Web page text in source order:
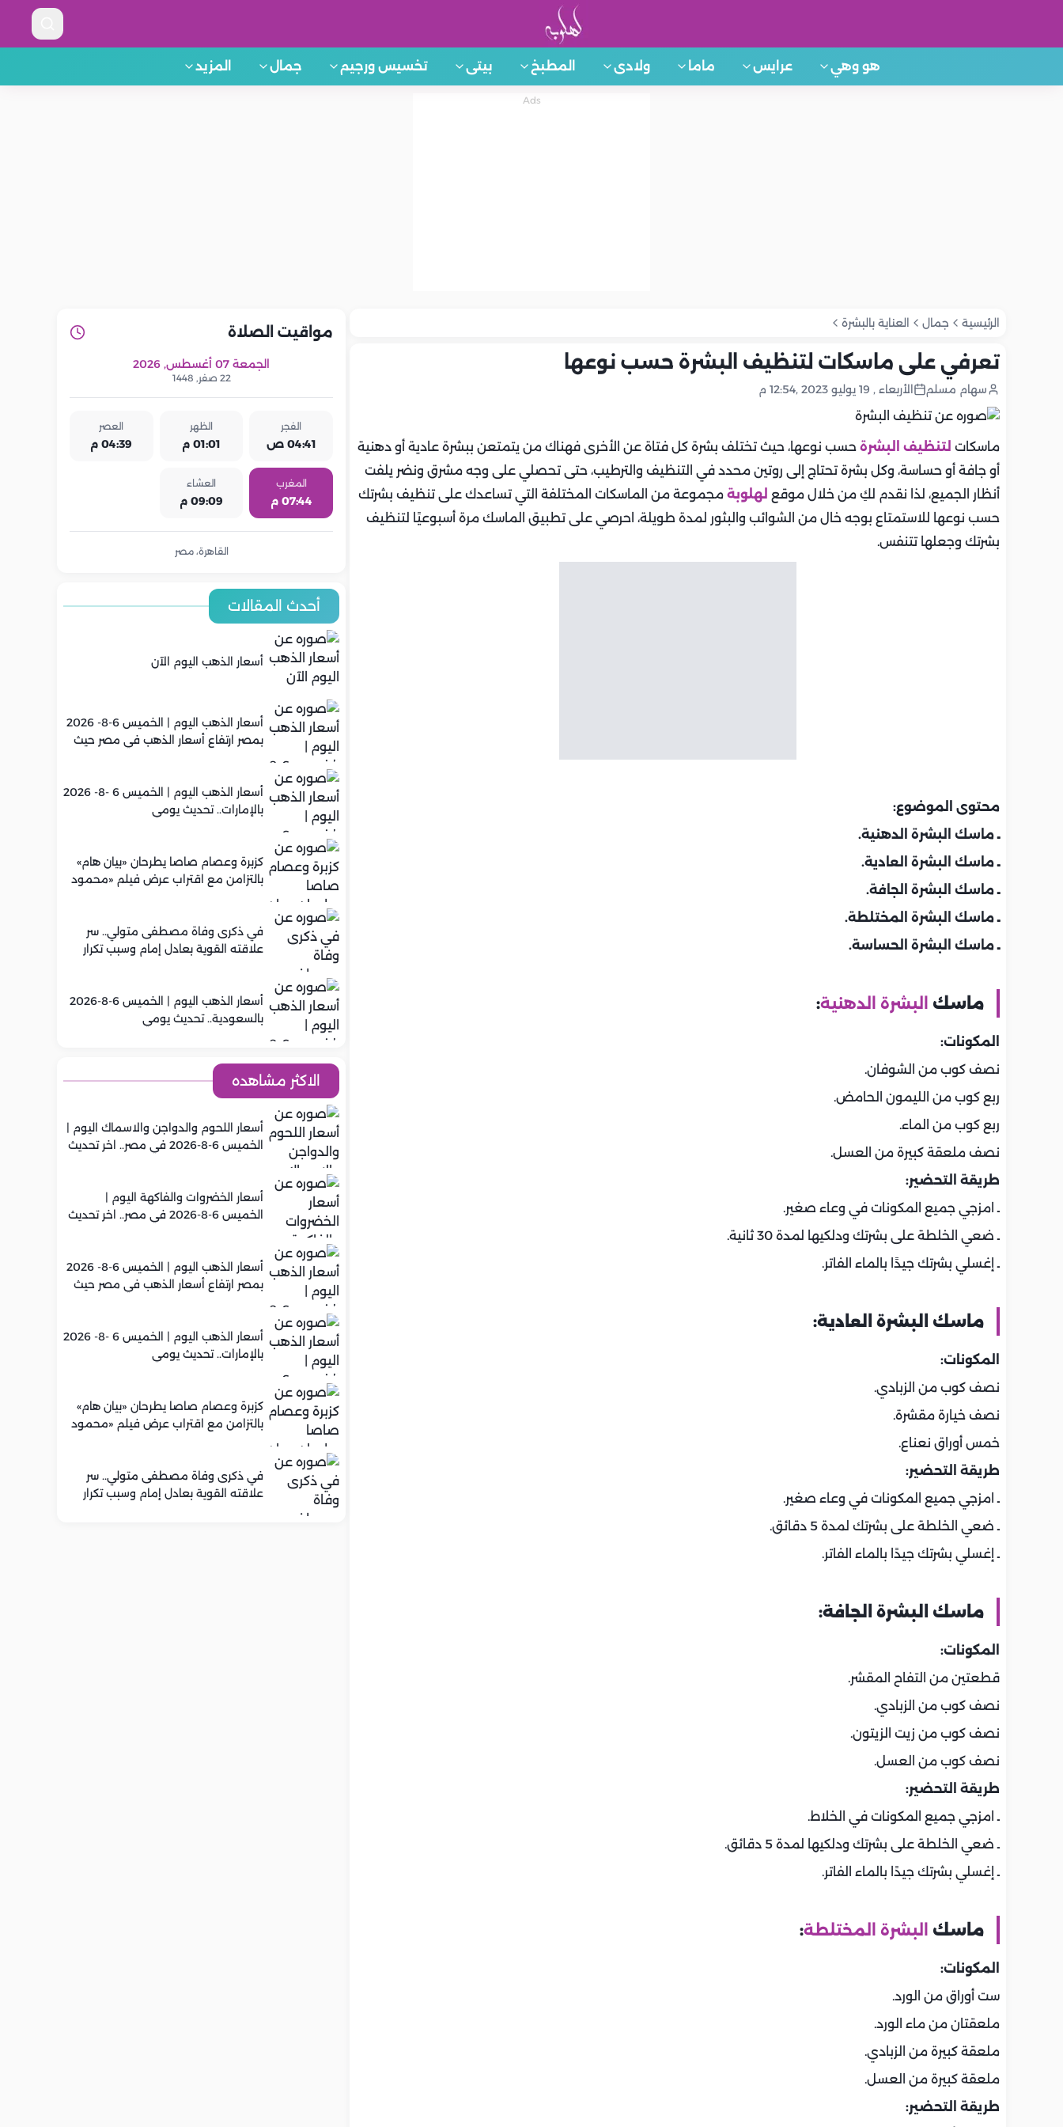
هو وهي عرايس ماما ولادى المطبخ بيتى تخسيس ورجيم جمال المزيد
الرئيسية جمال العناية بالبشرة
تعرفي على ماسكات لتنظيف البشرة حسب نوعها
سهام مسلم الأربعاء , 19 يوليو 2023 ,12:54 م
ماسكات لتنظيف البشرة حسب نوعها، حيث تختلف بشرة كل فتاة عن الأخرى فهناك من يتمتعن ببشرة عادية أو دهنية
أو جافة أو حساسة، وكل بشرة تحتاج إلى روتين محدد في التنظيف والترطيب، حتى تحصلي على وجه مشرق ونضر يلفت
أنظار الجميع، لذا نقدم لكِ من خلال موقع لهلوبة مجموعة من الماسكات المختلفة التي تساعدك على تنظيف بشرتك
حسب نوعها للاستمتاع بوجه خال من الشوائب والبثور لمدة طويلة، احرصي على تطبيق الماسك مرة أسبوعيًا لتنظيف
بشرتك وجعلها تتنفس.
محتوى الموضوع:
ـ ماسك البشرة الدهنية.
ـ ماسك البشرة العادية.
ـ ماسك البشرة الجافة.
ـ ماسك البشرة المختلطة.
ـ ماسك البشرة الحساسة.
ماسك البشرة الدهنية:
المكونات:
نصف كوب من الشوفان.
ربع كوب من الليمون الحامض.
ربع كوب من الماء.
نصف ملعقة كبيرة من العسل.
طريقة التحضير:
ـ امزجي جميع المكونات في وعاء صغير.
ـ ضعي الخلطة على بشرتك ودلكيها لمدة 30 ثانية.
ـ إغسلي بشرتك جيدًا بالماء الفاتر.
ماسك البشرة العادية:
المكونات:
نصف كوب من الزبادي.
نصف خيارة مقشرة.
خمس أوراق نعناع.
طريقة التحضير:
ـ امزجي جميع المكونات في وعاء صغير.
ـ ضعي الخلطة على بشرتك لمدة 5 دقائق.
ـ إغسلي بشرتك جيدًا بالماء الفاتر.
ماسك البشرة الجافة:
المكونات:
قطعتين من التفاح المقشر.
نصف كوب من الزبادي.
نصف كوب من زيت الزيتون.
نصف كوب من العسل.
طريقة التحضير:
ـ امزجي جميع المكونات في الخلاط.
ـ ضعي الخلطة على بشرتك ودلكيها لمدة 5 دقائق.
ـ إغسلي بشرتك جيدًا بالماء الفاتر.
ماسك البشرة المختلطة:
المكونات:
ست أوراق من الورد.
ملعقتان من ماء الورد.
ملعقة كبيرة من الزبادي.
ملعقة كبيرة من العسل.
طريقة التحضير:
مواقيت الصلاة
الجمعة 07 أغسطس, 2026
22 صفر, 1448
الفجر
04:41 ص
الظهر
01:01 م
العصر
04:39 م
المغرب
07:44 م
العشاء
09:09 م
القاهرة، مصر
أحدث المقالات
أسعار الذهب اليوم الآن
أسعار الذهب اليوم | الخميس 6-8- 2026
بمصر ارتفاع أسعار الذهب في مصر حيث
أسعار الذهب اليوم | الخميس 6 -8- 2026
بالإمارات.. تحديث يومي
كزبرة وعصام صاصا يطرحان «بيان هام»
بالتزامن مع اقتراب عرض فيلم «محمود
في ذكرى وفاة مصطفى متولي.. سر
علاقته القوية بعادل إمام وسبب تكرار
أسعار الذهب اليوم | الخميس 6-8-2026
بالسعودية.. تحديث يومي
الاكثر مشاهده
أسعار اللحوم والدواجن والاسماك اليوم |
الخميس 6-8-2026 في مصر.. اخر تحديث
أسعار الخضروات والفاكهة اليوم |
الخميس 6-8-2026 في مصر.. اخر تحديث
أسعار الذهب اليوم | الخميس 6-8- 2026
بمصر ارتفاع أسعار الذهب في مصر حيث
أسعار الذهب اليوم | الخميس 6 -8- 2026
بالإمارات.. تحديث يومي
كزبرة وعصام صاصا يطرحان «بيان هام»
بالتزامن مع اقتراب عرض فيلم «محمود
في ذكرى وفاة مصطفى متولي.. سر
علاقته القوية بعادل إمام وسبب تكرار